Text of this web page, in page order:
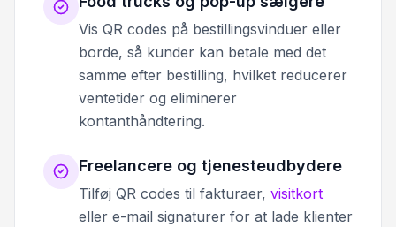
Vis QR codes på bestillingsvinduer eller
borde, så kunder kan betale med det
samme efter bestilling, hvilket reducerer
ventetider og eliminerer
kontanthåndtering.
Freelancere og tjenesteudbydere
Tilføj QR codes til fakturaer, visitkort
eller e-mail signaturer for at lade klienter